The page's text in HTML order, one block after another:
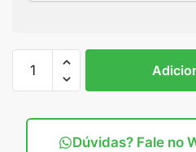
Dúvidas? Fale no